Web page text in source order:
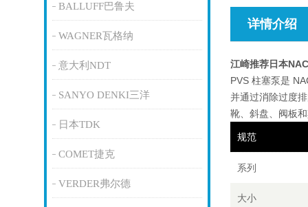
BALLUFF巴鲁夫
WAGNER瓦格纳
意大利NDT
SANYO DENKI三洋
日本TDK
COMET捷克
VERDER弗尔德
详情介绍
江崎推荐日本
PVS 柱塞泵是
并通过消除过度
靴、斜盘、阀板
规范
系列
大小